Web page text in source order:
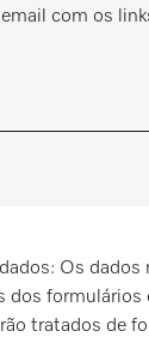
com os
Os dados
dos formulários
tratados de